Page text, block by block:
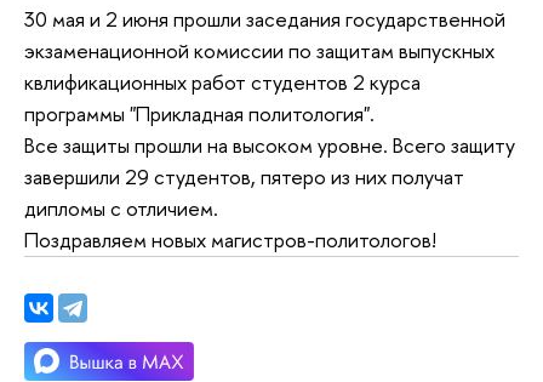
30 мая и 2 июня прошли заседания государственной
экзаменационной комиссии по защитам выпускных
квлификационных работ студентов 2 курса
программы "Прикладная политология".
Все защиты прошли на высоком уровне. Всего защиту
завершили 29 студентов, пятеро из них получат
дипломы с отличием.
Поздравляем новых магистров-политологов!